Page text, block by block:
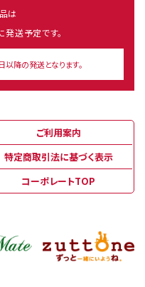
は
発送予定です。
降の発送となります。
ご利用案内
特定商取引法に基づく表示
コーポレートTOP